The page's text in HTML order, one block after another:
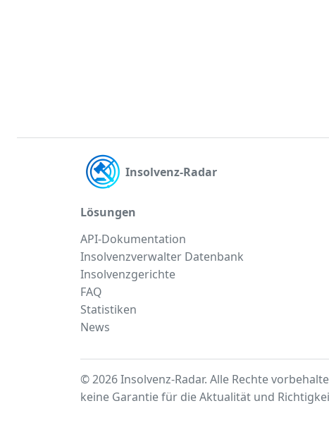
Insolvenz-Radar
Lösungen
API-Dokumentation
Insolvenzverwalter Datenbank
Insolvenzgerichte
FAQ
Statistiken
News
© 2026 Insolvenz-Radar. Alle Rechte
keine Garantie für die Aktualität und